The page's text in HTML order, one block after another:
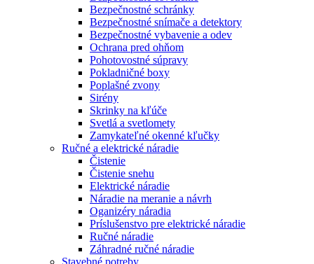
Bezpečnostné schránky
Bezpečnostné snímače a detektory
Bezpečnostné vybavenie a odev
Ochrana pred ohňom
Pohotovostné súpravy
Pokladničné boxy
Poplašné zvony
Sirény
Skrinky na kľúče
Svetlá a svetlomety
Zamykateľné okenné kľučky
Ručné a elektrické náradie
Čistenie
Čistenie snehu
Elektrické náradie
Náradie na meranie a návrh
Oganizéry náradia
Príslušenstvo pre elektrické náradie
Ručné náradie
Záhradné ručné náradie
Stavebné potreby